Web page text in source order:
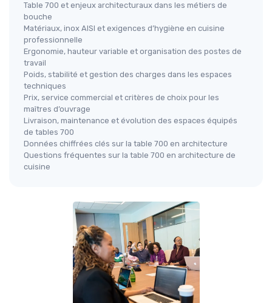
Table 700 et enjeux architecturaux dans les métiers de
bouche
Matériaux, inox AISI et exigences d’hygiène en cuisine
professionnelle
Ergonomie, hauteur variable et organisation des postes de
travail
Poids, stabilité et gestion des charges dans les espaces
techniques
Prix, service commercial et critères de choix pour les
maîtres d’ouvrage
Livraison, maintenance et évolution des espaces équipés
de tables 700
Données chiffrées clés sur la table 700 en architecture
Questions fréquentes sur la table 700 en architecture de
cuisine